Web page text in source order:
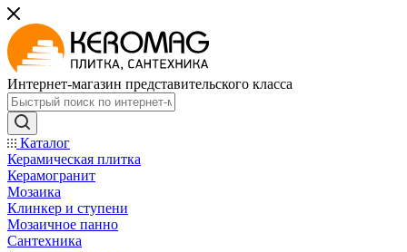
Интернет-магазин представительского класса
Каталог
Керамическая плитка
Керамогранит
Мозаика
Клинкер и ступени
Мозаичное панно
Сантехника